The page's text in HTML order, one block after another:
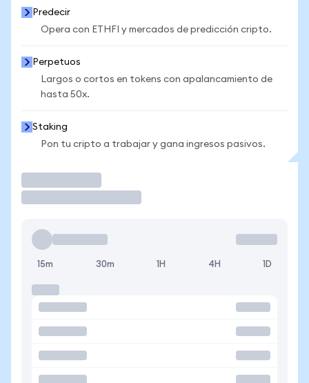
Predecir
Opera con ETHFI y mercados de predicción cripto.
Perpetuos
Largos o cortos en tokens con apalancamiento de
hasta 50x.
Staking
Pon tu cripto a trabajar y gana ingresos pasivos.
15m 30m 1H 4H 1D